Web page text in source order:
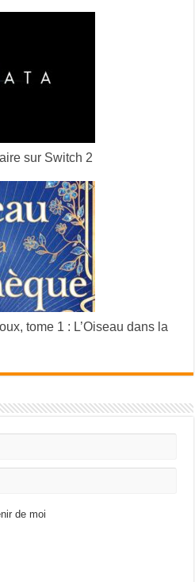
sur Switch 2
tome 1 : L’Oiseau dans la
de moi